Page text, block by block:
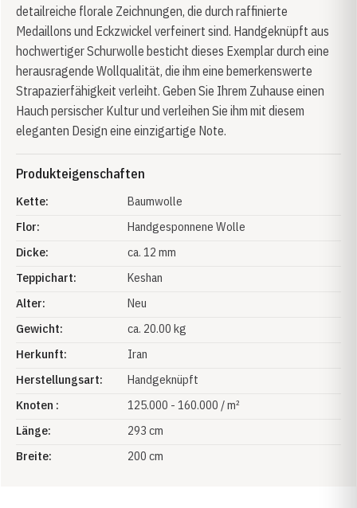
detailreiche florale Zeichnungen, die durch raffinierte
Medaillons und Eckzwickel verfeinert sind. Handgeknüpft aus
hochwertiger Schurwolle besticht dieses Exemplar durch eine
herausragende Wollqualität, die ihm eine bemerkenswerte
Strapazierfähigkeit verleiht. Geben Sie Ihrem Zuhause einen
Hauch persischer Kultur und verleihen Sie ihm mit diesem
eleganten Design eine einzigartige Note.
Produkteigenschaften
Kette:
Baumwolle
Flor:
Handgesponnene Wolle
Dicke:
ca. 12 mm
Teppichart:
Keshan
Alter:
Neu
Gewicht:
ca. 20.00 kg
Herkunft:
Iran
Herstellungsart:
Handgeknüpft
Knoten :
125.000 - 160.000 / m²
Länge:
293 cm
Breite:
200 cm